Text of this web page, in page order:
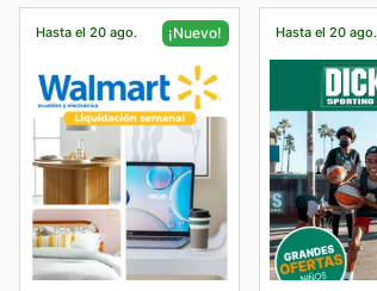
Hasta el 20 ago. ¡Nuevo! Hasta el 20 ago.